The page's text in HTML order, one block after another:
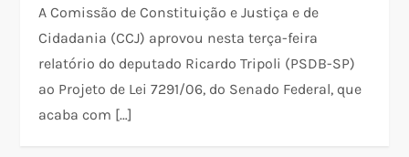
A Comissão de Constituição e Justiça e de
Cidadania (CCJ) aprovou nesta terça-feira
relatório do deputado Ricardo Tripoli (PSDB-SP)
ao Projeto de Lei 7291/06, do Senado Federal, que
acaba com […]